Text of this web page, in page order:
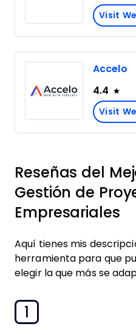
Visit
Accelo
4.4
Visit
Reseñas del
Gestión de
Empresariales
Aquí tienes mis
herramienta para que
elegir la que más se
1